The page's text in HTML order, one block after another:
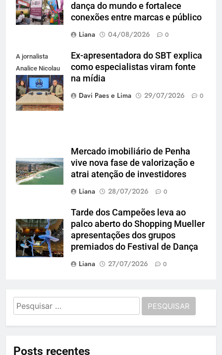
dança do mundo e fortalece
conexões entre marcas e público
Liana
04/08/2026 0
A jornalista
Analice Nicolau
e Claudio
Golçalves
Ex-apresentadora do SBT explica
como especialistas viram fonte
na mídia
Davi Paes e Lima
29/07/2026 0
Mercado imobiliário de Penha
vive nova fase de valorização e
atrai atenção de investidores
Liana
28/07/2026 0
Tarde dos Campeões leva ao
palco aberto do Shopping Mueller
apresentações dos grupos
premiados do Festival de Dança
Liana
27/07/2026 0
Pesquisar
por:
Posts recentes